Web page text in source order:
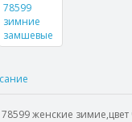
78599 женские